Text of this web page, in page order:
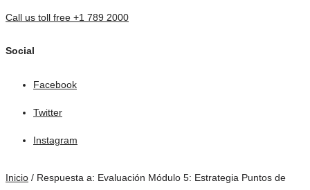
Call us toll free +1 789 2000
Social
Facebook
Twitter
Instagram
Inicio / Respuesta a: Evaluación Módulo 5: Estrategia Puntos de